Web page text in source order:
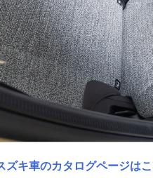
ズキ車のカタログページは